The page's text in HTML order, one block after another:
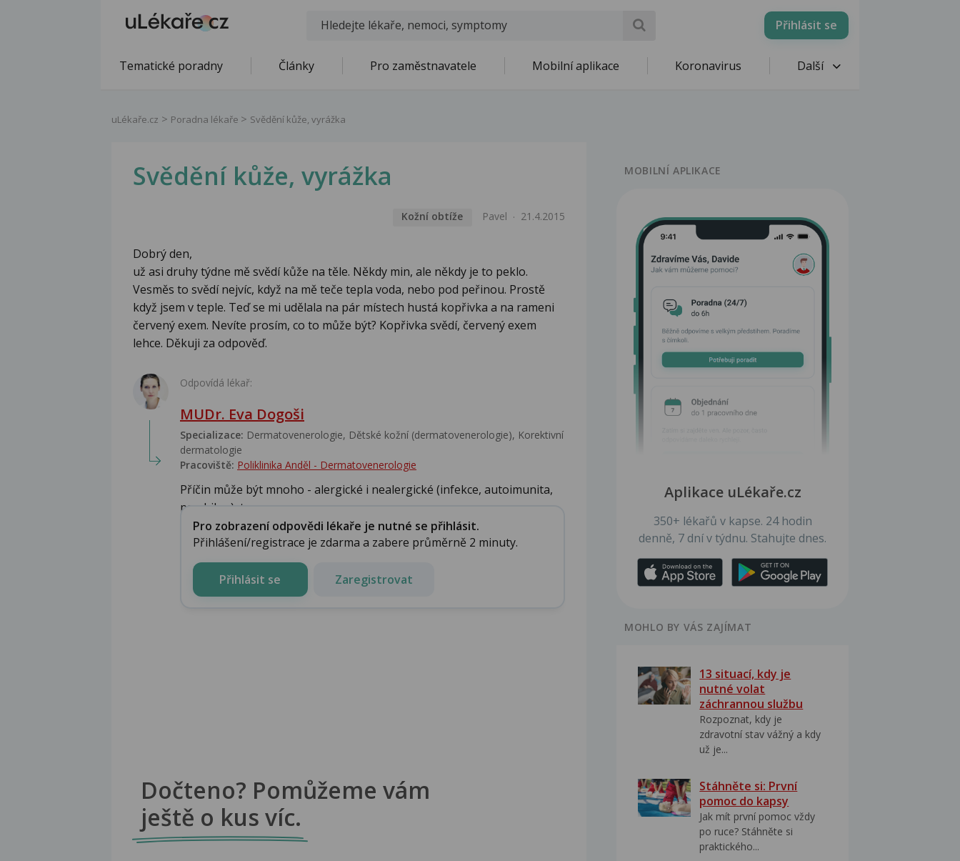
Přihlásit se
Tematické poradny Články Pro zaměstnavatele Mobilní aplikace Koronavirus Další
uLékaře.cz Poradna lékaře Svědění kůže, vyrážka
Svědění kůže, vyrážka
Kožní obtíže Pavel 21.4.2015
Dobrý den,
už asi druhy týdne mě svědí kůže na těle. Někdy min, ale někdy je to peklo.
Vesměs to svědí nejvíc, když na mě teče tepla voda, nebo pod peřinou. Prostě
když jsem v teple. Teď se mi udělala na pár místech hustá kopřivka a na rameni
červený exem. Nevíte prosím, co to může být? Kopřivka svědí, červený exem
lehce. Děkuji za odpověď.
Odpovídá lékař:
MUDr. Eva Dogoši
Specializace: Dermatovenerologie, Dětské kožní (dermatovenerologie), Korektivní
dermatologie
Pracoviště: Poliklinika Anděl - Dermatovenerologie
Příčin může být mnoho - alergické i nealergické (infekce, autoimunita,
psychika..), to, co u...
Pro zobrazení odpovědi lékaře je nutné se přihlásit.
Přihlášení/registrace je zdarma a zabere průměrně 2 minuty.
Přihlásit se Zaregistrovat
Dočteno? Pomůžeme vám
ještě o kus víc.
MOBILNÍ APLIKACE
Aplikace uLékaře.cz
350+ lékařů v kapse. 24 hodin
denně, 7 dní v týdnu. Stahujte dnes.
MOHLO BY VÁS ZAJÍMAT
13 situací, kdy je
nutné volat
záchrannou službu
Rozpoznat, kdy je
zdravotní stav vážný a kdy
už je...
Stáhněte si: První
pomoc do kapsy
Jak mít první pomoc vždy
po ruce? Stáhněte si
praktického...